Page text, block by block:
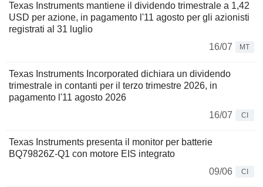
Texas Instruments mantiene il dividendo trimestrale a 1,42
USD per azione, in pagamento l'11 agosto per gli azionisti
registrati al 31 luglio
16/07
MT
Texas Instruments Incorporated dichiara un dividendo
trimestrale in contanti per il terzo trimestre 2026, in
pagamento l'11 agosto 2026
16/07
CI
Texas Instruments presenta il monitor per batterie
BQ79826Z-Q1 con motore EIS integrato
09/06
CI